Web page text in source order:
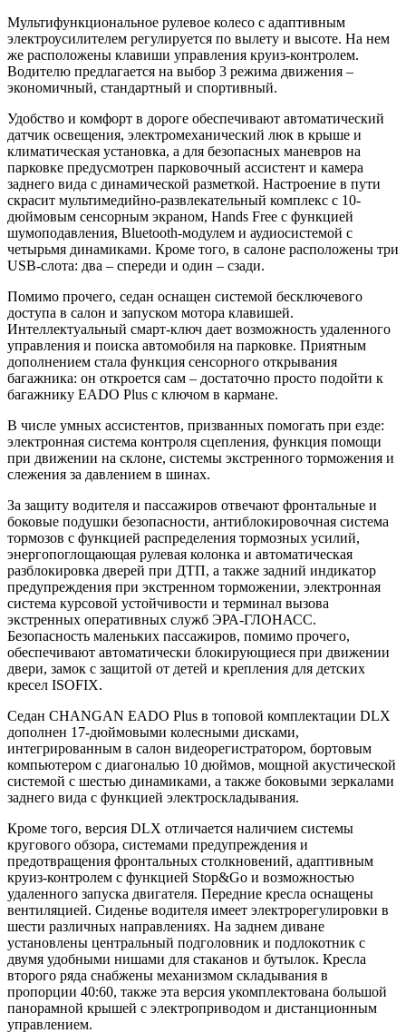
Мультифункциональное рулевое колесо с адаптивным
электроусилителем регулируется по вылету и высоте. На нем
же расположены клавиши управления круиз-контролем.
Водителю предлагается на выбор 3 режима движения –
экономичный, стандартный и спортивный.
Удобство и комфорт в дороге обеспечивают автоматический
датчик освещения, электромеханический люк в крыше и
климатическая установка, а для безопасных маневров на
парковке предусмотрен парковочный ассистент и камера
заднего вида с динамической разметкой. Настроение в пути
скрасит мультимедийно-развлекательный комплекс с 10-
дюймовым сенсорным экраном, Hands Free с функцией
шумоподавления, Bluetooth-модулем и аудиосистемой с
четырьмя динамиками. Кроме того, в салоне расположены три
USB-слота: два – спереди и один – сзади.
Помимо прочего, седан оснащен системой бесключевого
доступа в салон и запуском мотора клавишей.
Интеллектуальный смарт-ключ дает возможность удаленного
управления и поиска автомобиля на парковке. Приятным
дополнением стала функция сенсорного открывания
багажника: он откроется сам – достаточно просто подойти к
багажнику EADO Plus с ключом в кармане.
В числе умных ассистентов, призванных помогать при езде:
электронная система контроля сцепления, функция помощи
при движении на склоне, системы экстренного торможения и
слежения за давлением в шинах.
За защиту водителя и пассажиров отвечают фронтальные и
боковые подушки безопасности, антиблокировочная система
тормозов с функцией распределения тормозных усилий,
энергопоглощающая рулевая колонка и автоматическая
разблокировка дверей при ДТП, а также задний индикатор
предупреждения при экстренном торможении, электронная
система курсовой устойчивости и терминал вызова
экстренных оперативных служб ЭРА-ГЛОНАСС.
Безопасность маленьких пассажиров, помимо прочего,
обеспечивают автоматически блокирующиеся при движении
двери, замок с защитой от детей и крепления для детских
кресел ISOFIX.
Седан CHANGAN EADO Plus в топовой комплектации DLX
дополнен 17-дюймовыми колесными дисками,
интегрированным в салон видеорегистратором, бортовым
компьютером с диагональю 10 дюймов, мощной акустической
системой с шестью динамиками, а также боковыми зеркалами
заднего вида с функцией электроскладывания.
Кроме того, версия DLX отличается наличием системы
кругового обзора, системами предупреждения и
предотвращения фронтальных столкновений, адаптивным
круиз-контролем с функцией Stop&Go и возможностью
удаленного запуска двигателя. Передние кресла оснащены
вентиляцией. Сиденье водителя имеет электрорегулировки в
шести различных направлениях. На заднем диване
установлены центральный подголовник и подлокотник с
двумя удобными нишами для стаканов и бутылок. Кресла
второго ряда снабжены механизмом складывания в
пропорции 40:60, также эта версия укомплектована большой
панорамной крышей с электроприводом и дистанционным
управлением.